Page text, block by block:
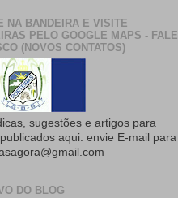
NA BANDEIRA E VISITE
PELO GOOGLE MAPS - FALE
(NOVOS CONTATOS)
sugestões e artigos para
aqui: envie E-mail para
DO BLOG